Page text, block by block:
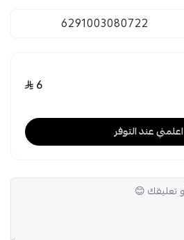
6291003080722
6
اعلمني عند التوفر